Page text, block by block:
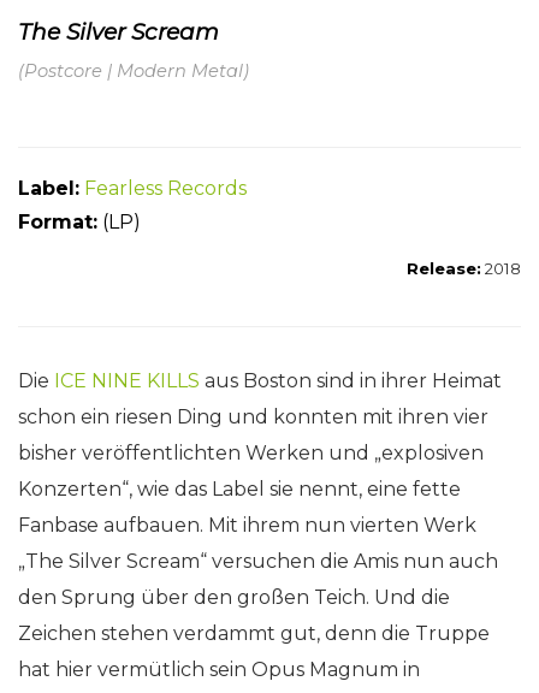
The Silver Scream
(Postcore | Modern Metal)
Label: Fearless Records
Format: (LP)
Release: 2018
Die ICE NINE KILLS aus Boston sind in ihrer Heimat
schon ein riesen Ding und konnten mit ihren vier
bisher veröffentlichten Werken und „explosiven
Konzerten“, wie das Label sie nennt, eine fette
Fanbase aufbauen. Mit ihrem nun vierten Werk
„The Silver Scream“ versuchen die Amis nun auch
den Sprung über den großen Teich. Und die
Zeichen stehen verdammt gut, denn die Truppe
hat hier vermütlich sein Opus Magnum in